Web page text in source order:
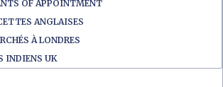
OF APPOINTMENT
ANGLAISES
À LONDRES
INDIENS UK